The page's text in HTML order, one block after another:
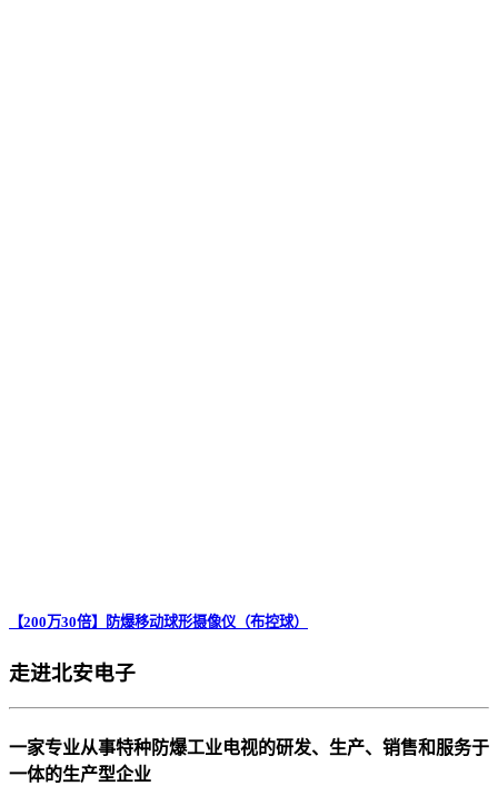
【200万30倍】防爆移动球形摄像仪（布控球）
走进北安电子
一家专业从事特种防爆工业电视的研发、生产、销售和服务于
一体的生产型企业